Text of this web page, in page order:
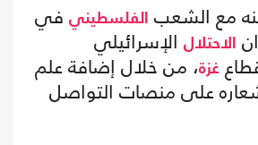
مع الشعب الفلسطيني في
الاحتلال الإسرائيلي
غزة، من خلال إضافة علم
على منصات التواصل